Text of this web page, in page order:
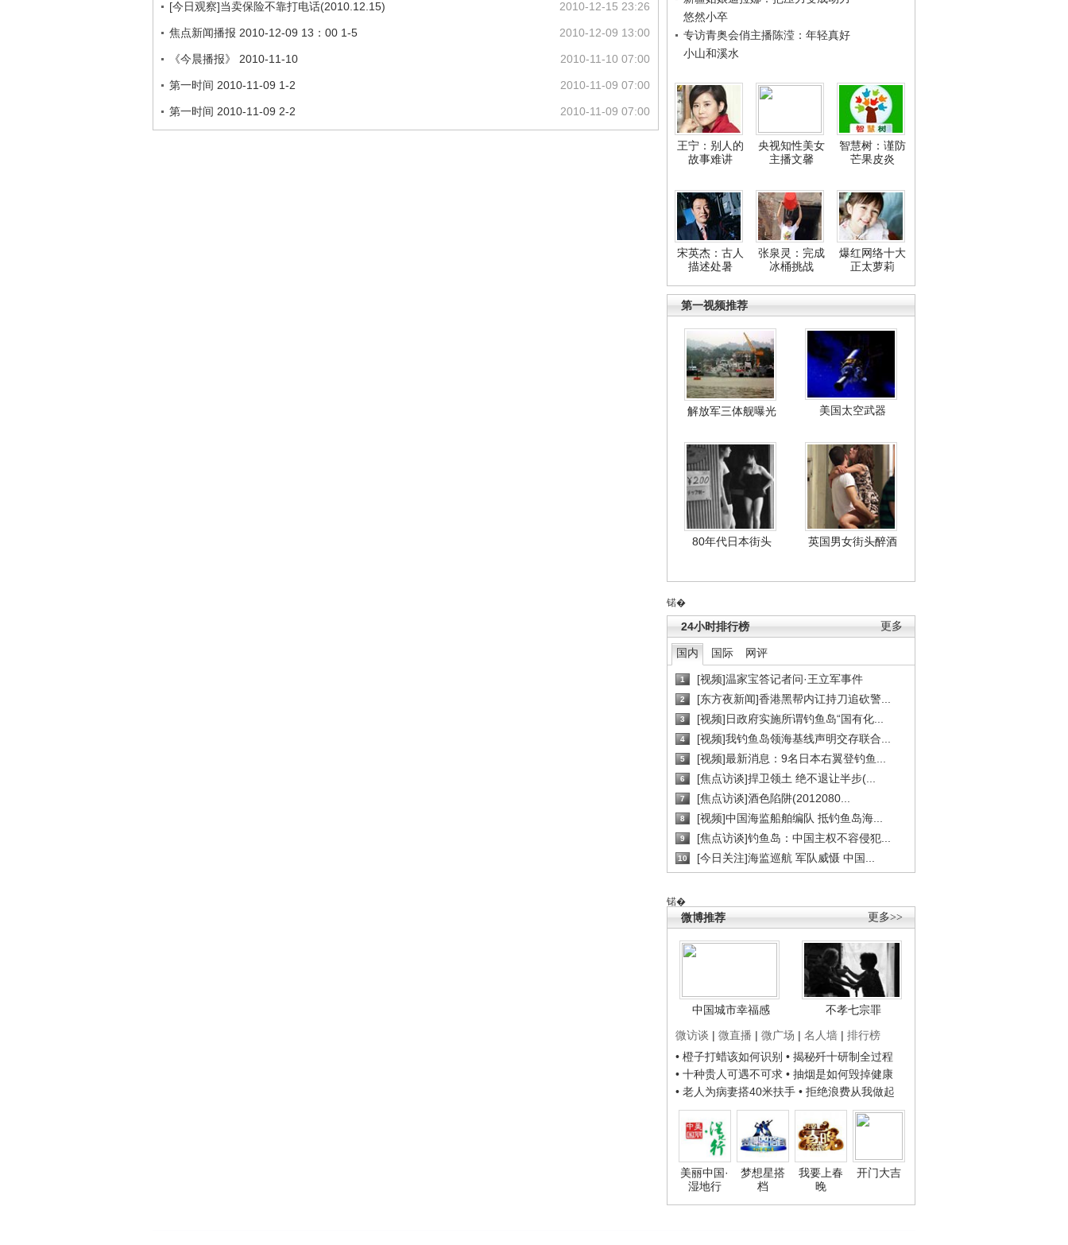
悠然小卒
专访青奥会俏主播陈滢：年轻真好
小山和溪水
王宁：别人的
故事难讲
央视知性美女
主播文馨
智慧树：谨防
芒果皮炎
宋英杰：古人
描述处暑
张泉灵：完成
冰桶挑战
爆红网络十大
正太萝莉
第一视频推荐
解放军三体舰曝光 美国太空武器
80年代日本街头 英国男女街头醉酒
锘�
更多
24小时排行榜
国内 国际 网评
1 [视频]温家宝答记者问·王立军事件
2 [东方夜新闻]香港黑帮内讧持刀追砍警...
3 [视频]日政府实施所谓钓鱼岛“国有化...
4 [视频]我钓鱼岛领海基线声明交存联合...
5 [视频]最新消息：9名日本右翼登钓鱼...
6 [焦点访谈]捍卫领土 绝不退让半步(...
7 [焦点访谈]酒色陷阱(2012080...
8 [视频]中国海监船舶编队 抵钓鱼岛海...
9 [焦点访谈]钓鱼岛：中国主权不容侵犯...
10 [今日关注]海监巡航 军队威慑 中国...
锘�
更多>>
微博推荐
中国城市幸福感
不孝七宗罪
微访谈 | 微直播 | 微广场 | 名人墙 | 排行榜
• 橙子打蜡该如何识别 • 揭秘歼十研制全过程
• 十种贵人可遇不可求 • 抽烟是如何毁掉健康
• 老人为病妻搭40米扶手 • 拒绝浪费从我做起
美丽中国·
湿地行
梦想星搭
档
我要上春
晚
开门大吉
2010-12-15 23:26
[今日观察]当卖保险不靠打电话(2010.12.15)
2010-12-09 13:00
焦点新闻播报 2010-12-09 13：00 1-5
2010-11-10 07:00
《今晨播报》 2010-11-10
2010-11-09 07:00
第一时间 2010-11-09 1-2
2010-11-09 07:00
第一时间 2010-11-09 2-2